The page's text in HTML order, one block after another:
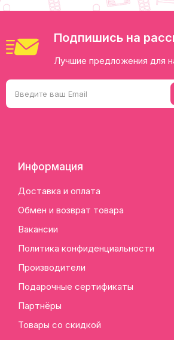
Подпишись на
Лучшие предложения для
Информация
Доставка и оплата
Обмен и возврат товара
Вакансии
Политика конфиденциальности
Производители
Подарочные сертификаты
Партнёры
Товары со скидкой